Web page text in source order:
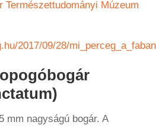
Természettudományi Múzeum
2017/09/28/
mm nagyságú bogár. A